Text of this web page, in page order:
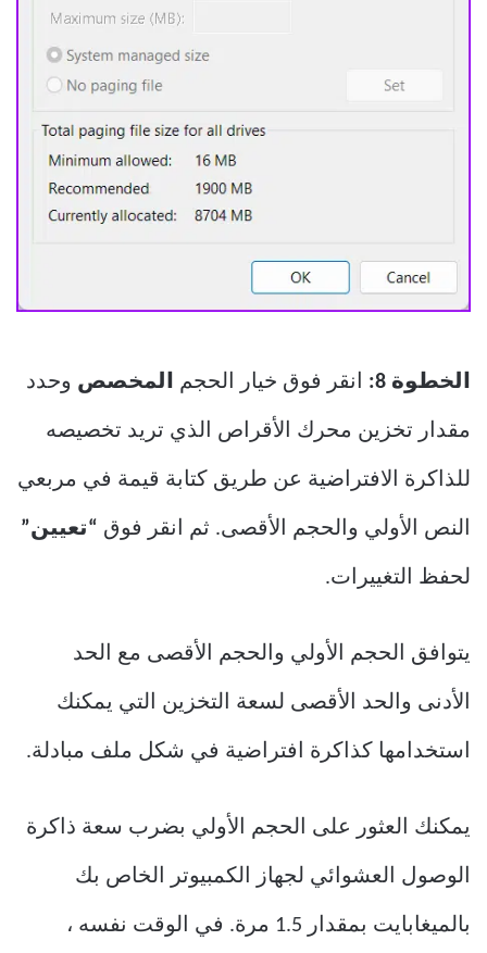
الخطوة 8: انقر فوق خيار الحجم المخصص وحدد
مقدار تخزين محرك الأقراص الذي تريد تخصيصه
للذاكرة الافتراضية عن طريق كتابة قيمة في مربعي
النص الأولي والحجم الأقصى. ثم انقر فوق “تعيين”
لحفظ التغييرات.
يتوافق الحجم الأولي والحجم الأقصى مع الحد
الأدنى والحد الأقصى لسعة التخزين التي يمكنك
استخدامها كذاكرة افتراضية في شكل ملف مبادلة.
يمكنك العثور على الحجم الأولي بضرب سعة ذاكرة
الوصول العشوائي لجهاز الكمبيوتر الخاص بك
بالميغابايت بمقدار 1.5 مرة. في الوقت نفسه ،